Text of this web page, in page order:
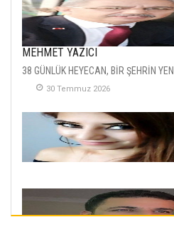
MEHMET YAZICI
38 GÜNLÜK HEYECAN, BİR ŞEHRİN
30 Temmuz 2026